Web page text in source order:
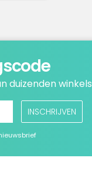
duizenden winkels
INSCHRIJVEN